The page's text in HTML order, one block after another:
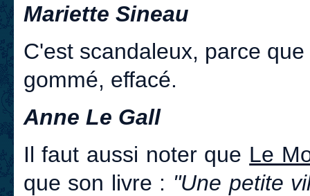
Mariette Sineau
C'est scandaleux, parce
gommé, effacé.
Anne Le Gall
Il faut aussi noter que Le
que son livre : "Une petite